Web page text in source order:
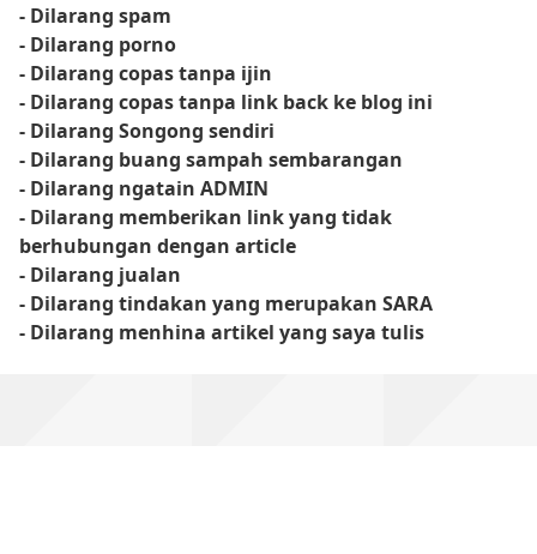
- Dilarang spam
- Dilarang porno
- Dilarang copas tanpa ijin
- Dilarang copas tanpa link back ke blog ini
- Dilarang Songong sendiri
- Dilarang buang sampah sembarangan
- Dilarang ngatain ADMIN
- Dilarang memberikan link yang tidak
berhubungan dengan article
- Dilarang jualan
- Dilarang tindakan yang merupakan SARA
- Dilarang menhina artikel yang saya tulis